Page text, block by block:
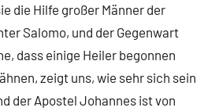
die Hilfe großer Männer der
Salomo, und der Gegenwart
dass einige Heiler begonnen
zeigt uns, wie sehr sich sein
der Apostel Johannes ist von